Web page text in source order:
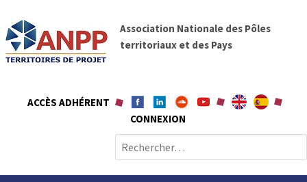
t
A
N
P
P
Association Nationale des Pôles
territoriaux et des Pays
ACCÈS ADHÉRENT
CONNEXION
e
c